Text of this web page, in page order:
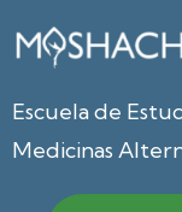
Escuela de
Medicinas